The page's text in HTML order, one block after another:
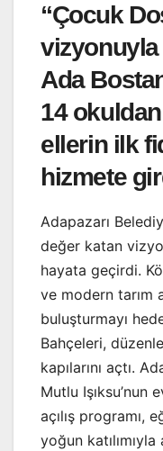
“Çocuk
Ada
14
ellerin ilk
hizmete
Adapazarı
değer katan
hayata geçirdi.
ve modern tarım
buluşturmayı
Bahçeleri,
kapılarını açtı.
Mutlu Işıksu’nun
açılış programı,
yoğun